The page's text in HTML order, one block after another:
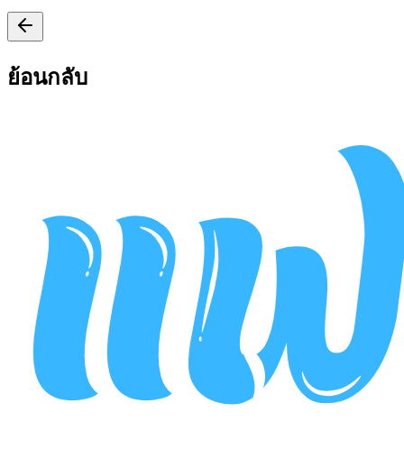
ย้อนกลับ